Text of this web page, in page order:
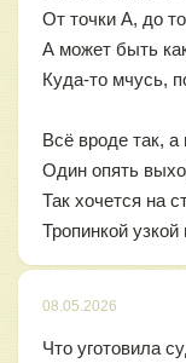
От точки А, до
А может быть
Куда-то мчусь,
Всё вроде так, а
Один опять
Так хочется на
Тропинкой
08.05.2026
Что уготовила